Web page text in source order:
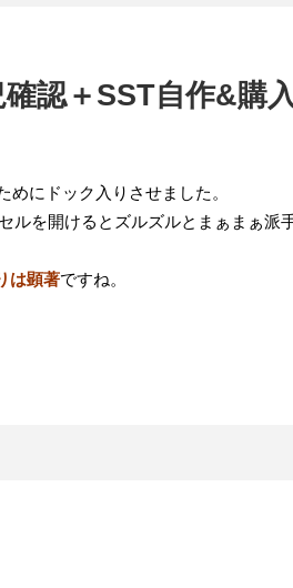
認＋SST自作&購
にドック入りさせました。
を開けるとズルズルとまぁまぁ派
は顕著ですね。